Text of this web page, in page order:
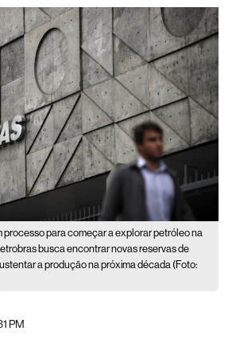
processo para começar a explorar petróleo na
busca encontrar novas reservas de
a produção na próxima década (Foto:
PM